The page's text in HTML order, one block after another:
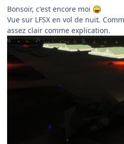
Bonsoir, c'est encore moi
Vue sur LFSX en vol de nuit.
assez clair comme explication.